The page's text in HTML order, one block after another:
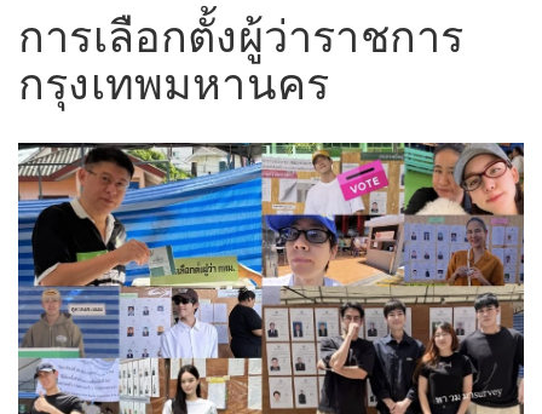
การเลือกตั้งผู้ว่าราชการ
กรุงเทพมหานคร